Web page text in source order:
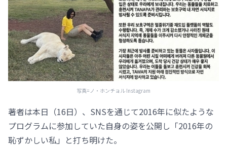
写真=ノ・ホンチョル Instagram
著者は本日（16日）、SNSを通じて2016年に似たような
プログラムに参加していた自身の姿を公開し「2016年の
恥ずかしい私」と打ち明けた。